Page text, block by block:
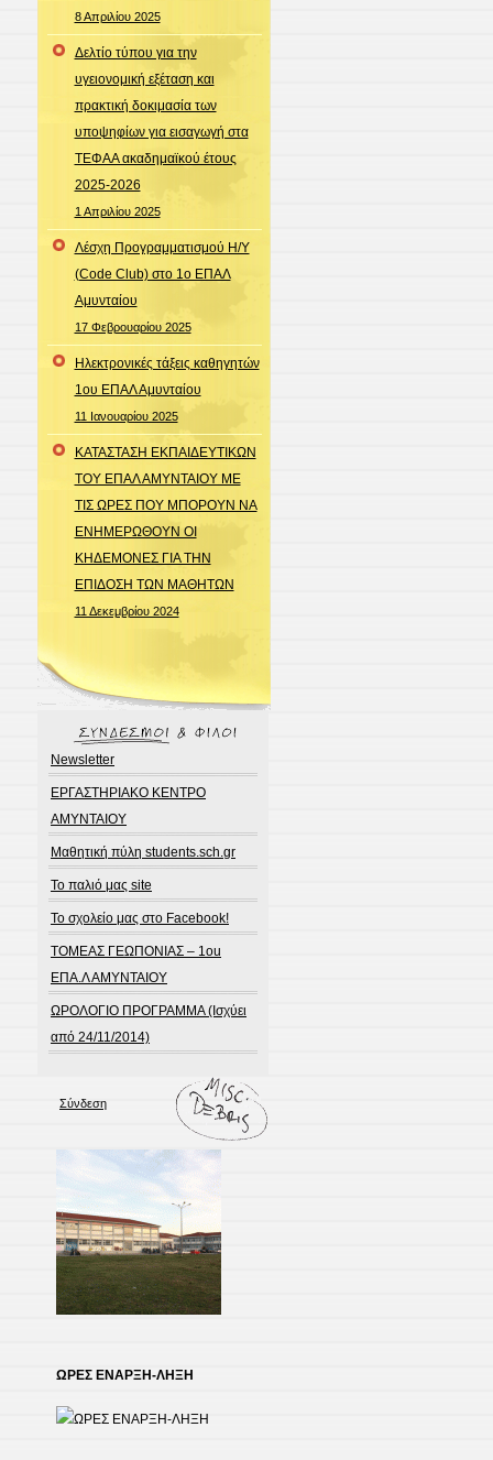
8 Απριλίου 2025
Δελτίο τύπου για την
υγειονομική εξέταση και
πρακτική δοκιμασία των
υποψηφίων για εισαγωγή στα
ΤΕΦΑΑ ακαδημαϊκού έτους
2025-2026
1 Απριλίου 2025
Λέσχη Προγραμματισμού Η/Υ
(Code Club) στο 1ο ΕΠΑΛ
Αμυνταίου
17 Φεβρουαρίου 2025
Ηλεκτρονικές τάξεις καθηγητών
1ου ΕΠΑΛ Αμυνταίου
11 Ιανουαρίου 2025
ΚΑΤΑΣΤΑΣΗ ΕΚΠΑΙΔΕΥΤΙΚΩΝ
ΤΟΥ ΕΠΑΛ ΑΜΥΝΤΑΙΟΥ ΜΕ
ΤΙΣ ΩΡΕΣ ΠΟΥ ΜΠΟΡΟΥΝ ΝΑ
ΕΝΗΜΕΡΩΘΟΥΝ ΟΙ
ΚΗΔΕΜΟΝΕΣ ΓΙΑ ΤΗΝ
ΕΠΙΔΟΣΗ ΤΩΝ ΜΑΘΗΤΩΝ
11 Δεκεμβρίου 2024
Newsletter
ΕΡΓΑΣΤΗΡΙΑΚΟ ΚΕΝΤΡΟ
ΑΜΥΝΤΑΙΟΥ
Μαθητική πύλη students.sch.gr
Το παλιό μας site
Το σχολείο μας στο Facebook!
ΤΟΜΕΑΣ ΓΕΩΠΟΝΙΑΣ – 1ou
ΕΠΑ.Λ ΑΜΥΝΤΑΙΟΥ
ΩΡΟΛΟΓΙΟ ΠΡΟΓΡΑΜΜΑ (Ισχύει
από 24/11/2014)
Σύνδεση
ΩΡΕΣ ΕΝΑΡΞΗ-ΛΗΞΗ